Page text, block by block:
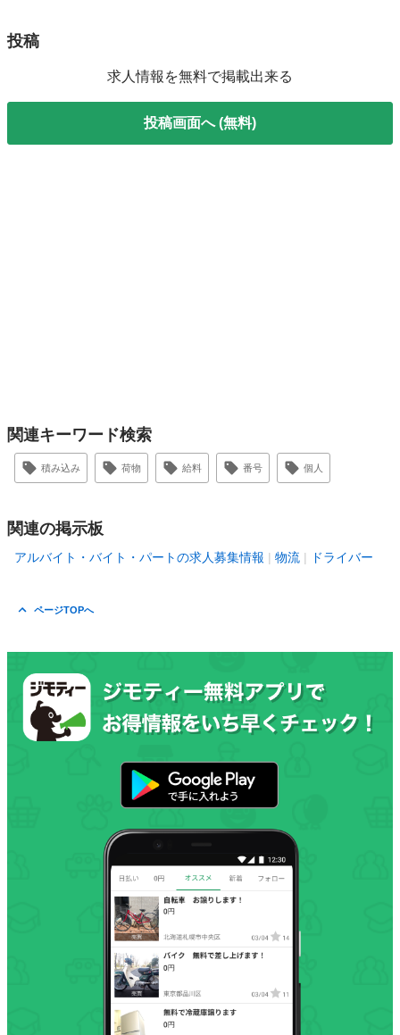
投稿
求人情報を無料で掲載出来る
投稿画面へ (無料)
関連キーワード検索
積み込み 荷物 給料 番号 個人
関連の掲示板
アルバイト・バイト・パートの求人募集情報 物流 ドライバー
ページTOPへ